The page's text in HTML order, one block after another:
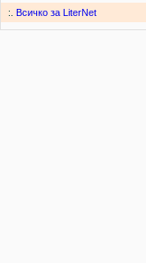
:. Всичко за LiterNet